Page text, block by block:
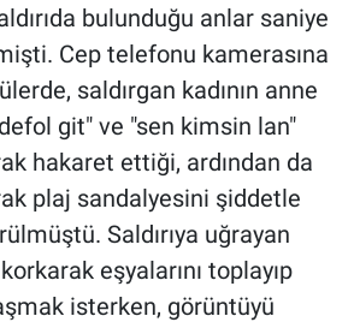
bulunduğu anlar saniye
Cep telefonu kamerasına
saldırgan kadının anne
git" ve "sen kimsin lan"
hakaret ettiği, ardından da
plaj sandalyesini şiddetle
Saldırıya uğrayan
eşyalarını toplayıp
isterken, görüntüyü